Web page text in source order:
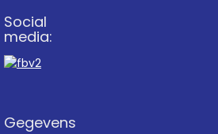
Social
media:
Gegevens